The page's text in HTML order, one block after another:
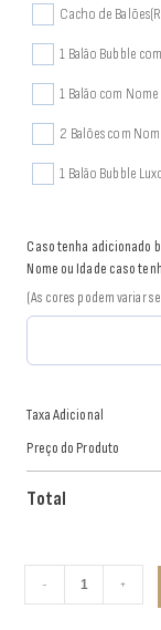
Cacho de Balões
1 Balão Bubble
1 Balão com
2 Balões com
1 Balão Bubble
Caso tenha adicionado
Nome ou Idade caso
(As cores podem variar
Taxa Adicional
Preço do Produto
Total
- +